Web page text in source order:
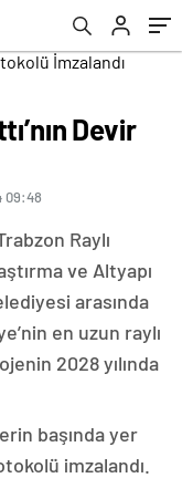
Devir
09:48
Raylı
ve Altyapı
arasında
en uzun raylı
2028 yılında
başında yer
imzalandı.